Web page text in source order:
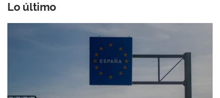
Lo último